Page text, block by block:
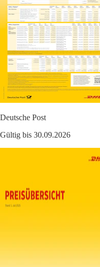
Deutsche Post
Gültig bis 30.09.2026